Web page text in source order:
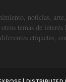
noticias,
temas de
etiquetas,